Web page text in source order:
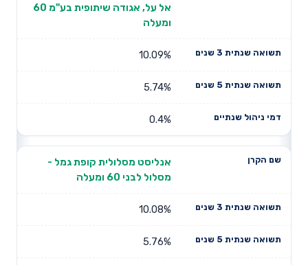
אל על, אגודה שיתופית בע"מ 60
ומעלה
10.09%
5.74%
0.4%
אנליסט מסלולית קופת גמל -
מסלול לבני 60 ומעלה
10.08%
5.76%